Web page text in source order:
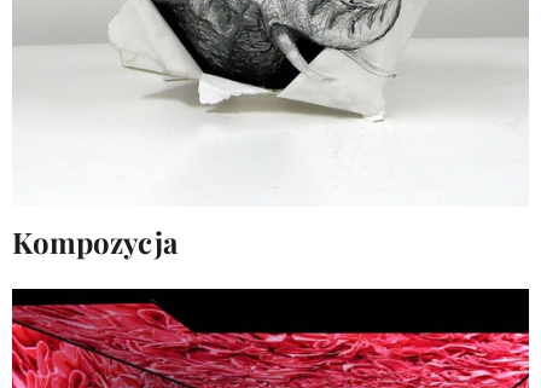
Kompozycja